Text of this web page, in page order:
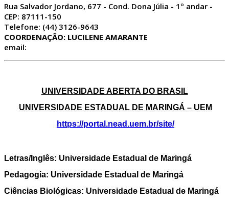
Rua Salvador Jordano, 677 - Cond. Dona Júlia - 1º andar -
CEP: 87111-150
Telefone: (44) 3126-9643
COORDENAÇÃO: LUCILENE AMARANTE
email:
UNIVERSIDADE ABERTA DO BRASIL
UNIVERSIDADE ESTADUAL DE MARINGÁ – UEM
https://portal.nead.uem.br/site/
Letras/Inglês: Universidade Estadual de Maringá
Pedagogia: Universidade Estadual de Maringá
Ciências Biológicas: Universidade Estadual de Maringá